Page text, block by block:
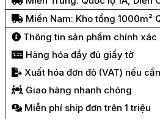
Miền Nam: Kho tổng 1000m²
Thông tin sản phẩm chính xác
Hàng hóa đầy đủ giấy tờ
Xuất hóa đơn đỏ (VAT) nếu cần
Giao hàng nhanh chóng
Miễn phí ship đơn trên 1 triệu